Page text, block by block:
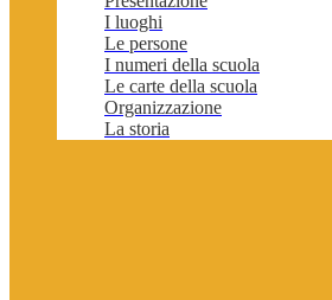
I luoghi
Le persone
I numeri della scuola
Le carte della scuola
Organizzazione
La storia